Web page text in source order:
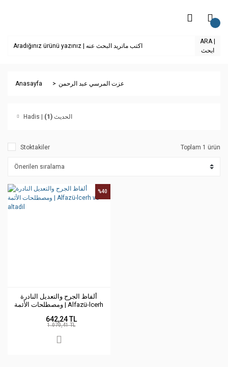
ARA |
ابحث
Anasayfa عزت المرسي عبد الرحمن
Hadis | الحديث(1)
Stoktakiler Toplam 1 ürün
ألفاظ الجرح والتعديل النادرة
ومصطلحات الأئمة | Alfazü-lcerh
%40
642,24 TL
1.070,41 TL